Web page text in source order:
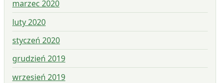
marzec 2020
luty 2020
styczeń 2020
grudzień 2019
wrzesień 2019